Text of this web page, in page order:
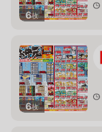
6枚
6枚